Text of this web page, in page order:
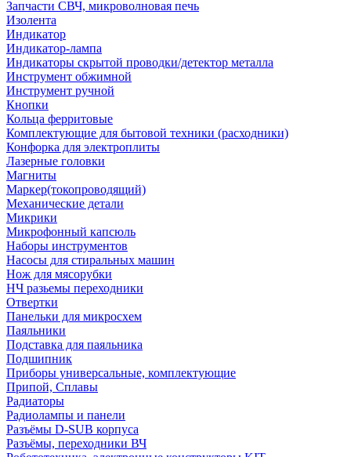
Запчасти СВЧ, микроволновая печь
Изолента
Индикатор
Индикатор-лампа
Индикаторы скрытой проводки/детектор металла
Инструмент обжимной
Инструмент ручной
Кнопки
Кольца ферритовые
Комплектующие для бытовой техники (расходники)
Конфорка для электроплиты
Лазерные головки
Магниты
Маркер(токопроводящий)
Механические детали
Микрики
Микрофонный капсюль
Наборы инструментов
Насосы для стиральных машин
Нож для мясорубки
НЧ разьемы переходники
Отвертки
Панельки для микросхем
Паяльники
Подставка для паяльника
Подшипник
Приборы универсальные, комплектующие
Припой, Сплавы
Радиаторы
Радиолампы и панели
Разъёмы D-SUB корпуса
Разъёмы, переходники ВЧ